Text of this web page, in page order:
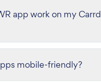
app work on my Carrd
mobile-friendly?